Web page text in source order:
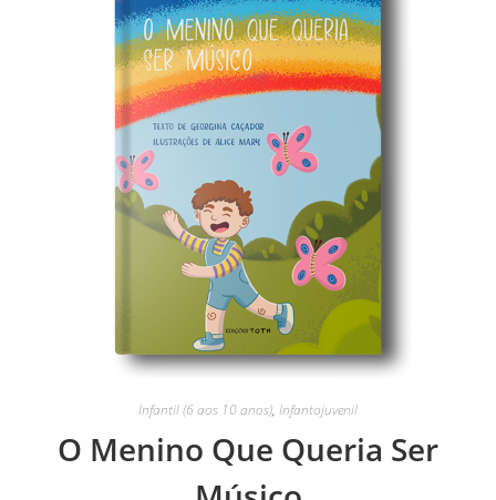
Infantil (6 aos 10 anos), Infantojuvenil
O Menino Que Queria Ser